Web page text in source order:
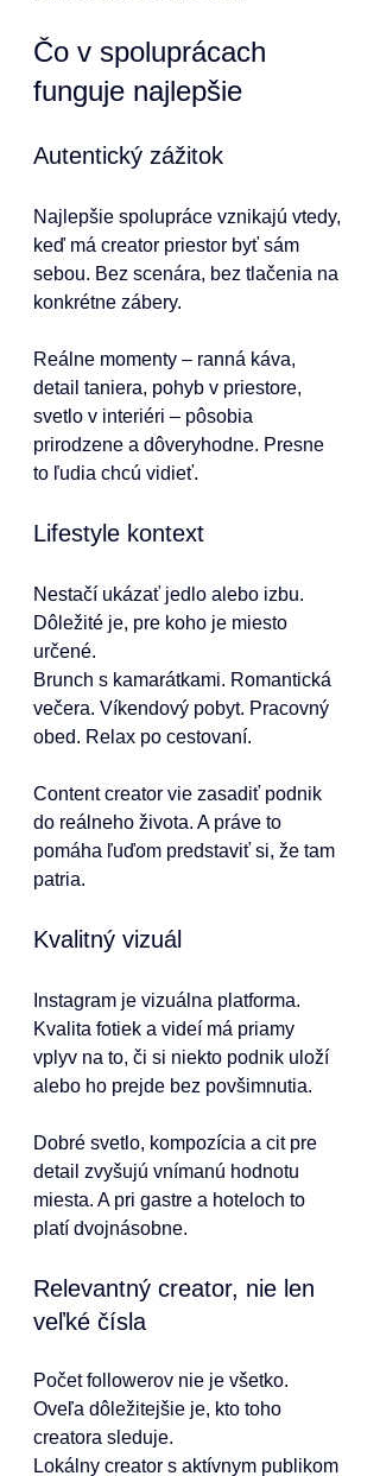
Čo v spoluprácach
funguje najlepšie
Autentický zážitok
Najlepšie spolupráce vznikajú vtedy,
keď má creator priestor byť sám
sebou. Bez scenára, bez tlačenia na
konkrétne zábery.
Reálne momenty – ranná káva,
detail taniera, pohyb v priestore,
svetlo v interiéri – pôsobia
prirodzene a dôveryhodne. Presne
to ľudia chcú vidieť.
Lifestyle kontext
Nestačí ukázať jedlo alebo izbu.
Dôležité je, pre koho je miesto
určené.
Brunch s kamarátkami. Romantická
večera. Víkendový pobyt. Pracovný
obed. Relax po cestovaní.
Content creator vie zasadiť podnik
do reálneho života. A práve to
pomáha ľuďom predstaviť si, že tam
patria.
Kvalitný vizuál
Instagram je vizuálna platforma.
Kvalita fotiek a videí má priamy
vplyv na to, či si niekto podnik uloží
alebo ho prejde bez povšimnutia.
Dobré svetlo, kompozícia a cit pre
detail zvyšujú vnímanú hodnotu
miesta. A pri gastre a hoteloch to
platí dvojnásobne.
Relevantný creator, nie len
veľké čísla
Počet followerov nie je všetko.
Oveľa dôležitejšie je, kto toho
creatora sleduje.
Lokálny creator s aktívnym publikom